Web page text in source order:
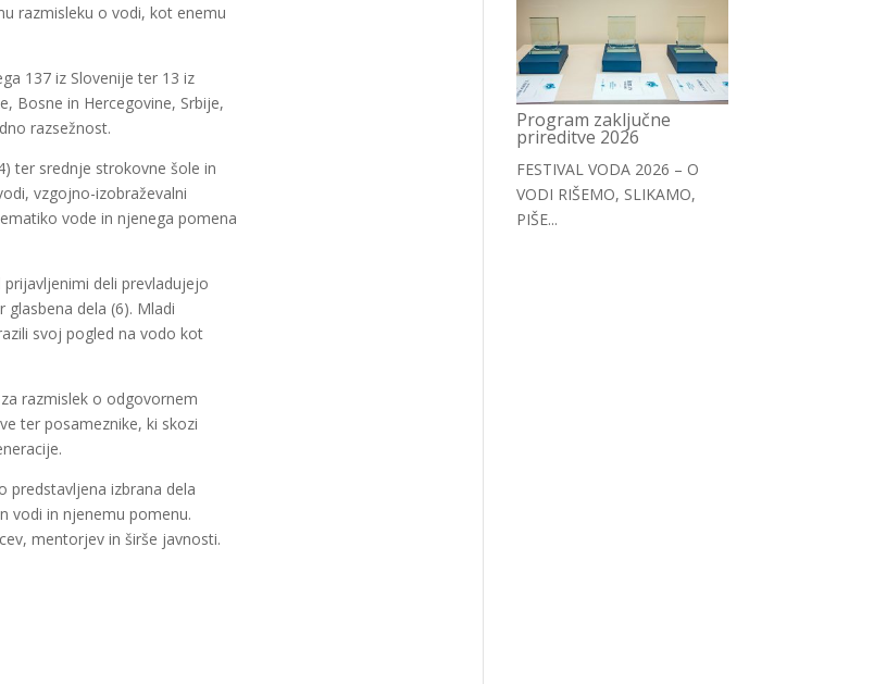
razmisleku o vodi, kot enemu
137 iz Slovenije ter 13 iz
Bosne in Hercegovine, Srbije,
razsežnost.
ter srednje strokovne šole in
vzgojno-izobraževalni
vode in njenega pomena
deli prevladujejo
glasbena dela (6). Mladi
svoj pogled na vodo kot
razmislek o odgovornem
ter posameznike, ki skozi
predstavljena izbrana dela
vodi in njenemu pomenu.
mentorjev in širše javnosti.
Program zaključne
prireditve 2026
FESTIVAL VODA 2026 – O
VODI RIŠEMO, SLIKAMO,
PIŠE...